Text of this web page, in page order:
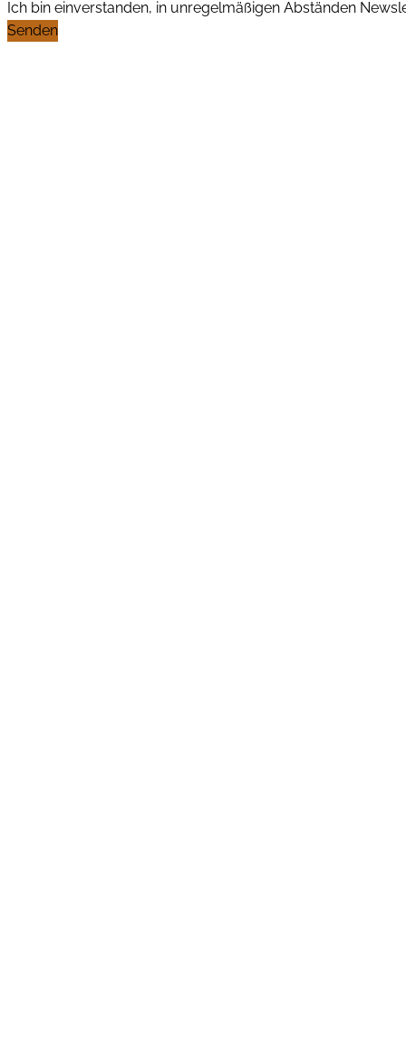
Ich bin einverstanden, in unregelmäßigen Abständen
Senden